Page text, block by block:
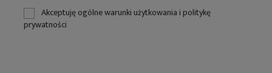
Akceptuję ogólne warunki użytkowania i politykę
prywatności